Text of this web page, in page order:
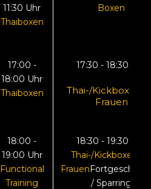
11:30 Uhr
Thaiboxen
Boxen
17:00 -
18:00 Uhr
Thaiboxen
17:30 - 18:30 Uhr
Thai-/Kickboxen
Frauen
18:00 -
19:00 Uhr
Functional
Training
18:30 - 19:30 Uhr
Thai-/Kickboxen für
Frauen
/ Sparring